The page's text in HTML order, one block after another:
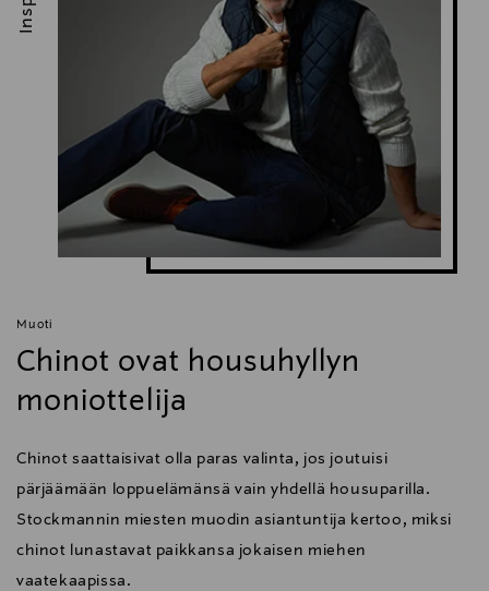
Muoti
Chinot ovat housuhyllyn
moniottelija
Chinot saattaisivat olla paras valinta, jos joutuisi
pärjäämään loppuelämänsä vain yhdellä housuparilla.
Stockmannin miesten muodin asiantuntija kertoo, miksi
chinot lunastavat paikkansa jokaisen miehen
vaatekaapissa.